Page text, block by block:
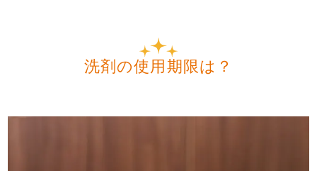
洗剤の使用期限は？